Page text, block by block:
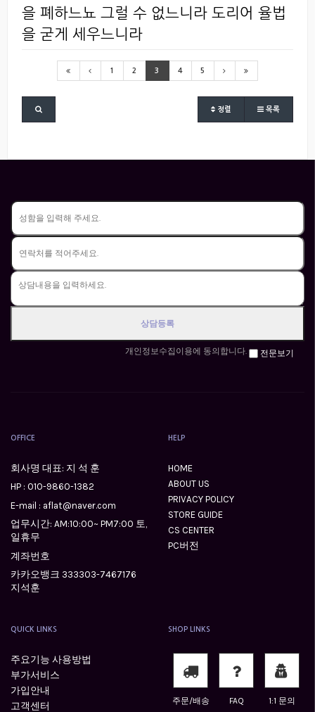
을 폐하느뇨 그럴 수 없느니라 도리어 율법
을 굳게 세우느니라
1 2 3 4 5
정렬 목록
개인정보수집이용에 동의합니다. 전문보기
OFFICE
회사명 대표: 지 석 훈
HP : 010-9860-1382
E-mail : aflat@naver.com
업무시간: AM:10:00~ PM7:00 토,
일휴무
계좌번호
카카오뱅크 333303-7467176
지석훈
HELP
HOME
ABOUT US
PRIVACY POLICY
STORE GUIDE
CS CENTER
PC버전
QUICK LINKS
주요기능 사용방법
부가서비스
가입안내
고객센터
SHOP LINKS
주문/배송 FAQ 1:1 문의